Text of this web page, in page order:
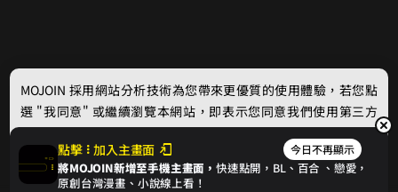
點擊 加入主畫面 今日不再顯示
將MOJOIN新增至手機主畫面，快速點開，BL、 百合 、戀愛，
原創台灣漫畫、小說線上看！
MOJOIN 採用網站分析技術為您帶來更優質的使用體驗，若您點
選 "我同意" 或繼續瀏覽本網站，即表示您同意我們使用第三方
Cookie，欲瞭解更多資訊請見隱私權政策。
我同意